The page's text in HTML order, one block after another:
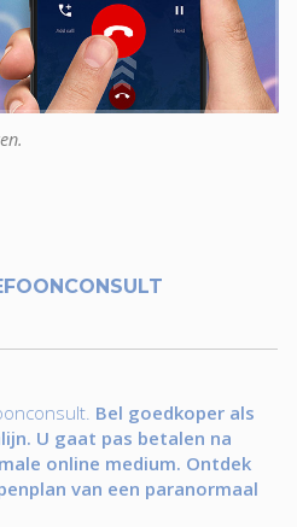
Bel goedkoper als
U gaat pas betalen na
online medium. Ontdek
van een paranormaal